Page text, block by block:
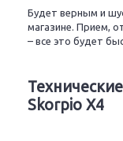
Будет верным и
магазине. Прием,
– все это будет
Skorpio X4